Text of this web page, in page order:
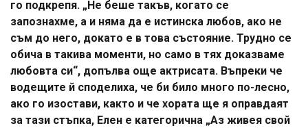
го подкрепя. „Не беше такъв, когато се
запознахме, а и няма да е истинска любов, ако не
съм до него, докато е в това състояние. Трудно се
обича в такива моменти, но само в тях доказваме
любовта си“, допълва още актрисата. Въпреки че
водещите й споделиха, че би било много по-лесно,
ако го изостави, както и че хората ще я оправдаят
за тази стъпка, Елен е категорична „Аз живея свой